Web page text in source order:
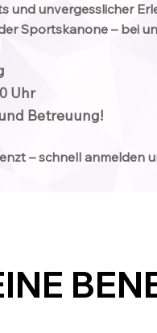
und unvergesslicher
Sportskanone – bei
Uhr
Betreuung!
– schnell anmelden